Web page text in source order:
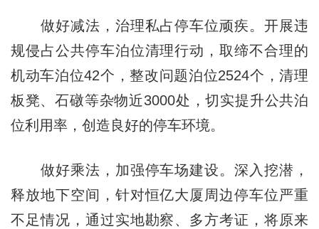
做好减法，治理私占停车位顽疾。开展违
规侵占公共停车泊位清理行动，取缔不合理的
机动车泊位42个，整改问题泊位2524个，清理
板凳、石礅等杂物近3000处，切实提升公共泊
位利用率，创造良好的停车环境。
做好乘法，加强停车场建设。深入挖潜，
释放地下空间，针对恒亿大厦周边停车位严重
不足情况，通过实地勘察、多方考证，将原来